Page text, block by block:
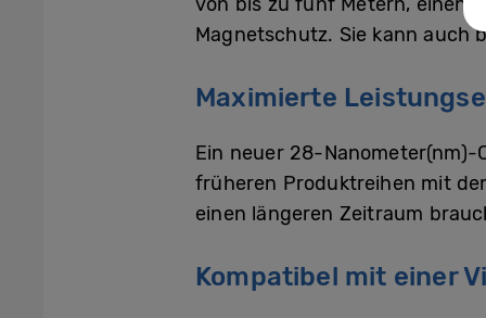
Magnetschutz. Sie kann auch
Maximierte
Ein neuer 28-Nanometer(nm)-
früheren Produktreihen mit
einen längeren Zeitraum
Kompatibel mit einer